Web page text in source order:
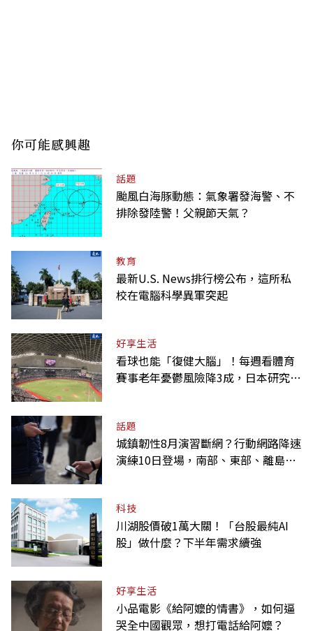
你可能感興趣
話題
颱風白海豚動態：氣象署發海警、不
排除發陸警！父親節天氣？
教育
最新U.S. News排行榜公布，這所私
校在電腦科學異軍突起
好享生活
看球也能「復健大腦」！每週看體育
賽事老年憂鬱風險降3成，日本研究：
話題
城鎮韌性8月演習斷網？行動網路降速
演練10日登場，南部、東部、離島為
科技
川湖股價破1萬大關！「台股最純AI
股」做什麼？下半年需求續強
好享生活
小品電影《給阿嬤的情書》，如何逼
哭全中國觀眾，想打電話給阿嬤？